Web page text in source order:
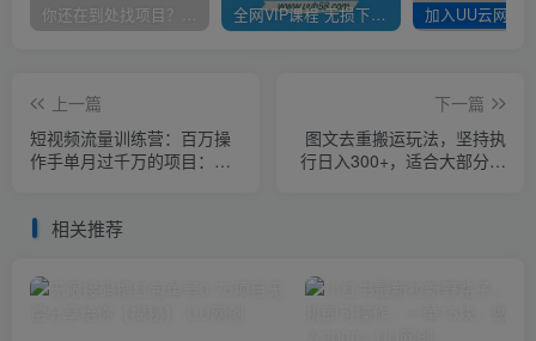
你还在到处找项目？还在当韭菜？我靠卖项目一个月收入5万+，曾经我也是个失败者。 全网VIP课程 无损下载~
上一篇
短视频流量训练营：百万操
作手单月过千万的项目：抖
下一篇
图文去重搬运玩法，坚持执
行日入300+，适合大部分项
相关推荐